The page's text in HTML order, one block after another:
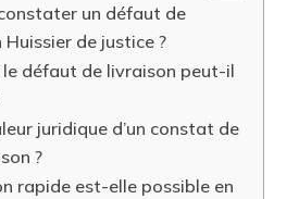
un défaut de
de justice ?
le défaut de livraison peut-il
juridique d’un constat de
?
rapide est-elle possible en